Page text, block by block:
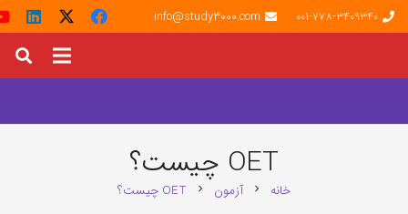
001-778-3409340
info@study3000.com
OET چیست؟
خانه chevron_right آزمون chevron_right OET چیست؟